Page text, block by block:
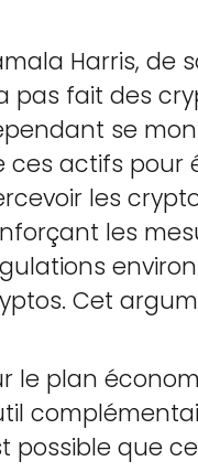
Harris, de
pas fait des
se
ces actifs pour
les
les
Cet
le plan
possible que